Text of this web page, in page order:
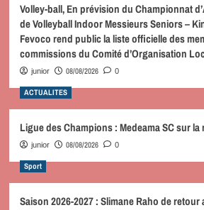
Volley-ball, En prévision du Championnat
de Volleyball Indoor Messieurs Seniors –
Fevoco rend public la liste officielle des
commissions du Comité d’Organisation
junior 08/08/2026 0
ACTUALITES
Ligue des Champions : Medeama SC sur
junior 08/08/2026 0
Sport
Saison 2026-2027 : Slimane Raho de